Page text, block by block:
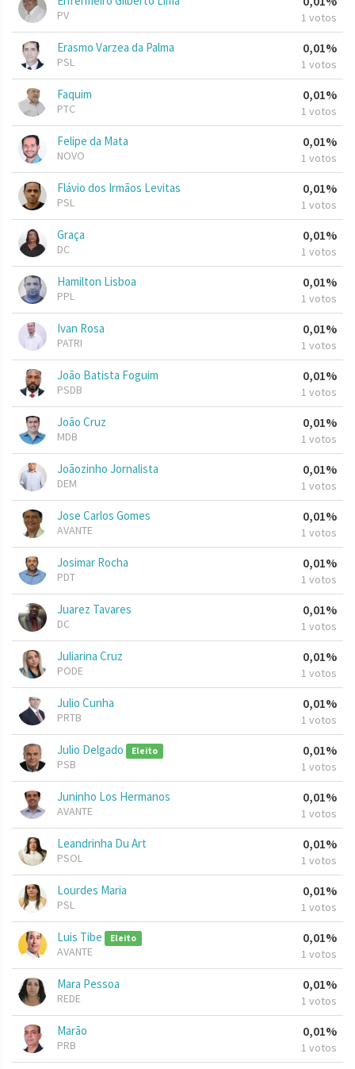
PV 1 votos
Erasmo Varzea da Palma
PSL
0,01%
1 votos
Faquim
PTC
0,01%
1 votos
Felipe da Mata
NOVO
0,01%
1 votos
Flávio dos Irmãos Levitas
PSL
0,01%
1 votos
Graça
DC
0,01%
1 votos
Hamilton Lisboa
PPL
0,01%
1 votos
Ivan Rosa
PATRI
0,01%
1 votos
João Batista Foguim
PSDB
0,01%
1 votos
João Cruz
MDB
0,01%
1 votos
Joãozinho Jornalista
DEM
0,01%
1 votos
Jose Carlos Gomes
AVANTE
0,01%
1 votos
Josimar Rocha
PDT
0,01%
1 votos
Juarez Tavares
DC
0,01%
1 votos
Juliarina Cruz
PODE
0,01%
1 votos
Julio Cunha
PRTB
0,01%
1 votos
Julio Delgado Eleito
PSB
0,01%
1 votos
Juninho Los Hermanos
AVANTE
0,01%
1 votos
Leandrinha Du Art
PSOL
0,01%
1 votos
Lourdes Maria
PSL
0,01%
1 votos
Luis Tibe Eleito
AVANTE
0,01%
1 votos
Mara Pessoa
REDE
0,01%
1 votos
Marão
PRB
0,01%
1 votos